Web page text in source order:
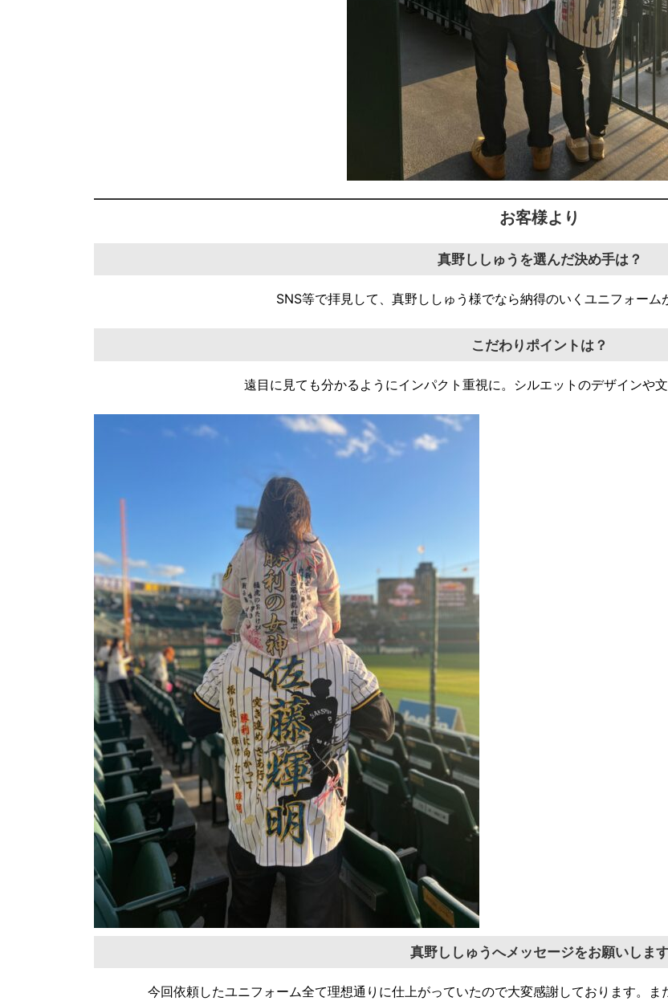
お客様より
真野ししゅうを選んだ決め手は？
SNS等で拝見して、真野ししゅう様でなら納得のいくユニフォーム
こだわりポイントは？
遠目に見ても分かるようにインパクト重視に。シルエットのデザインや
真野ししゅうへメッセージをお願いしま
今回依頼したユニフォーム全て理想通りに仕上がっていたので大変感謝しております。